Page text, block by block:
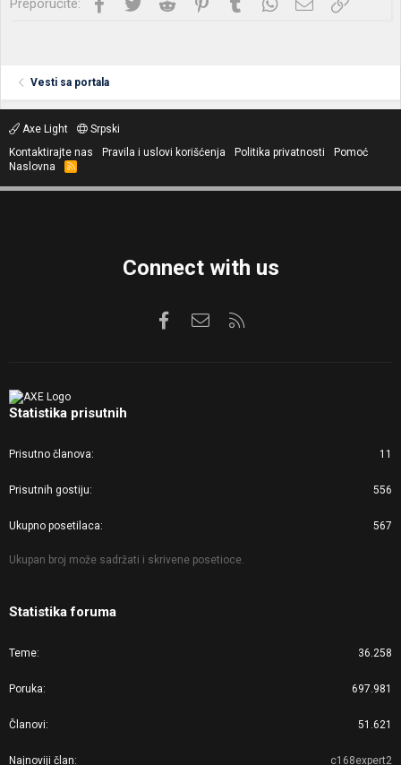
Preporučite:
Vesti sa portala
Axe Light
Srpski
Kontaktirajte nas
Pravila i uslovi korišćenja Politika privatnosti
Pomoć
Naslovna
R
S
Connect with us
FacebookKontaktirajte nas
Statistika prisutnih
Prisutno članova 11
Prisutnih gostiju 556
Ukupno posetilaca 567
Ukupan broj može sadržati i skrivene posetioce.
Statistika foruma
Teme 36.258
Poruka 697.981
Članovi 51.621
Najnoviji član c168expert2